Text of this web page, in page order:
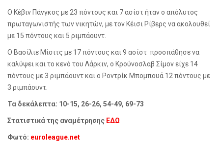
Ο Κέβιν Πάνγκος με 23 πόντους και 7 ασίστ ήταν ο απόλυτος
πρωταγωνιστής των νικητών, με τον Κέισι Ρίβερς να ακολουθεί
με 15 πόντους και 5 ριμπάουντ.
Ο Βασίλιε Μίσιτς με 17 πόντους και 9 ασίστ προσπάθησε να
καλύψει και το κενό του Λάρκιν, ο Κρούνοσλαβ Σίμον είχε 14
πόντους με 3 ριμπάουντ και ο Ροντρίκ Μπομπουά 12 πόντους με
3 ριμπάουντ.
Τα δεκάλεπτα: 10-15, 26-26, 54-49, 69-73
Στατιστικά της αναμέτρησης ΕΔΩ
Φωτό: euroleague.net